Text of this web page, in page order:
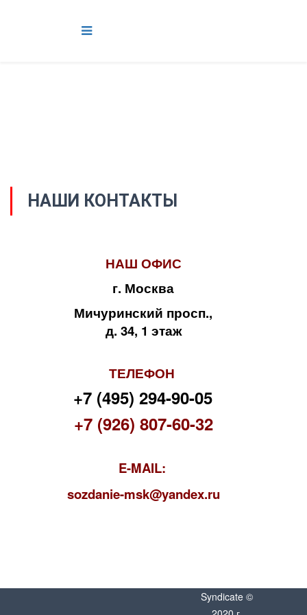
НАШИ КОНТАКТЫ
НАШ ОФИС
г. Москва
Мичуринский просп.,
д. 34, 1 этаж
ТЕЛЕФОН
+7 (495) 294-90-05
+7 (926) 807-60-32
E-MAIL:
sozdanie-msk@yandex.ru
Syndicate ©